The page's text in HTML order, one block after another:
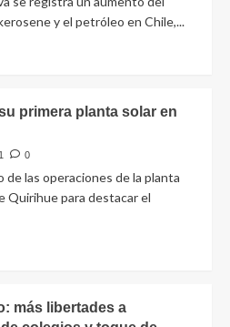
y el petróleo en Chile,...
primera planta solar en
0
de las operaciones de la planta
Quirihue para destacar el
más libertades a